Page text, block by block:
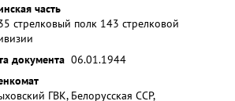
часть
стрелковый полк 143 стрелковой
документа 06.01.1944
ГВК, Белорусская ССР,